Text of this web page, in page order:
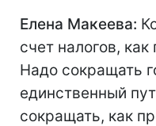
Елена Макеева:
счет налогов, как
Надо сокращать
единственный
сокращать, как